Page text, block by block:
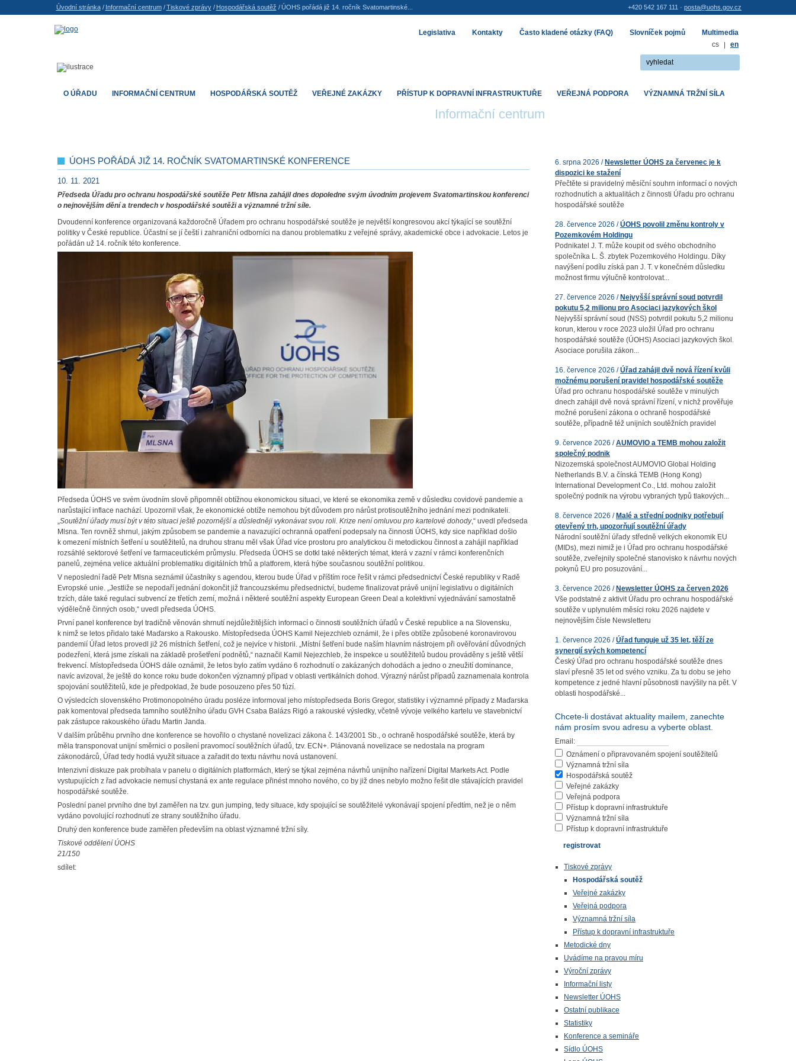
Informační centrum
ÚOHS POŘÁDÁ JIŽ 14. ROČNÍK SVATOMARTINSKÉ KONFERENCE
10. 11. 2021
Předseda Úřadu pro ochranu hospodářské soutěže Petr Mlsna zahájil dnes dopoledne svým úvodním projevem Svatomartinskou konferenci
o nejnovějším dění a trendech v hospodářské soutěži a významné tržní síle.
Dvoudenní konference organizovaná každoročně Úřadem pro ochranu hospodářské soutěže je největší kongresovou akcí týkající se soutěžní
politiky v České republice. Účastní se jí čeští i zahraniční odborníci na danou problematiku z veřejné správy, akademické obce i advokacie. Letos je
pořádán už 14. ročník této konference.
Předseda ÚOHS ve svém úvodním slově připomněl obtížnou ekonomickou situaci, ve které se ekonomika země v důsledku covidové pandemie a
narůstající inflace nachází. Upozornil však, že ekonomické obtíže nemohou být důvodem pro nárůst protisoutěžního jednání mezi podnikateli.
„Soutěžní úřady musí být v této situaci ještě pozornější a důsledněji vykonávat svou roli. Krize není omluvou pro kartelové dohody,“ uvedl předseda
Mlsna. Ten rovněž shrnul, jakým způsobem se pandemie a navazující ochranná opatření podepsaly na činnosti ÚOHS, kdy sice například došlo
k omezení místních šetření u soutěžitelů, na druhou stranu měl však Úřad více prostoru pro analytickou či metodickou činnost a zahájil například
rozsáhlé sektorové šetření ve farmaceutickém průmyslu. Předseda ÚOHS se dotkl také některých témat, která v zazní v rámci konferenčních
panelů, zejména velice aktuální problematiku digitálních trhů a platforem, která hýbe současnou soutěžní politikou.
V neposlední řadě Petr Mlsna seznámil účastníky s agendou, kterou bude Úřad v příštím roce řešit v rámci předsednictví České republiky v Radě
Evropské unie. „Jestliže se nepodaří jednání dokončit již francouzskému předsednictví, budeme finalizovat právě unijní legislativu o digitálních
trzích, dále také regulaci subvencí ze třetích zemí, možná i některé soutěžní aspekty European Green Deal a kolektivní vyjednávání samostatně
výdělečně činných osob,“ uvedl předseda ÚOHS.
První panel konference byl tradičně věnován shrnutí nejdůležitějších informací o činnosti soutěžních úřadů v České republice a na Slovensku,
k nimž se letos přidalo také Maďarsko a Rakousko. Místopředseda ÚOHS Kamil Nejezchleb oznámil, že i přes obtíže způsobené koronavirovou
pandemií Úřad letos provedl již 26 místních šetření, což je nejvíce v historii. „Místní šetření bude naším hlavním nástrojem při ověřování důvodných
podezření, která jsme získali na základě prošetření podnětů,“ naznačil Kamil Nejezchleb, že inspekce u soutěžitelů budou prováděny s ještě větší
frekvencí. Místopředseda ÚOHS dále oznámil, že letos bylo zatím vydáno 6 rozhodnutí o zakázaných dohodách a jedno o zneužití dominance,
navíc avizoval, že ještě do konce roku bude dokončen významný případ v oblasti vertikálních dohod. Výrazný nárůst případů zaznamenala kontrola
spojování soutěžitelů, kde je předpoklad, že bude posouzeno přes 50 fúzí.
O výsledcích slovenského Protimonopolného úradu posléze informoval jeho místopředseda Boris Gregor, statistiky i významné případy z Maďarska
pak komentoval předseda tamního soutěžního úřadu GVH Csaba Balázs Rigó a rakouské výsledky, včetně vývoje velkého kartelu ve stavebnictví
pak zástupce rakouského úřadu Martin Janda.
V dalším průběhu prvního dne konference se hovořilo o chystané novelizaci zákona č. 143/2001 Sb., o ochraně hospodářské soutěže, která by
měla transponovat unijní směrnici o posílení pravomocí soutěžních úřadů, tzv. ECN+. Plánovaná novelizace se nedostala na program
zákonodárců, Úřad tedy hodlá využít situace a zařadit do textu návrhu nová ustanovení.
Intenzivní diskuze pak probíhala v panelu o digitálních platformách, který se týkal zejména návrhů unijního nařízení Digital Markets Act. Podle
vystupujících z řad advokacie nemusí chystaná ex ante regulace přinést mnoho nového, co by již dnes nebylo možno řešit dle stávajících pravidel
hospodářské soutěže.
Poslední panel prvního dne byl zaměřen na tzv. gun jumping, tedy situace, kdy spojující se soutěžitelé vykonávají spojení předtím, než je o něm
vydáno povolující rozhodnutí ze strany soutěžního úřadu.
Druhý den konference bude zaměřen především na oblast významné tržní síly.
Tiskové oddělení ÚOHS
21/150
sdílet:
6. srpna 2026 / Newsletter ÚOHS za červenec je k
dispozici ke stažení
Přečtěte si pravidelný měsíční souhrn informací o nových
rozhodnutích a aktualitách z činnosti Úřadu pro ochranu
hospodářské soutěže
28. července 2026 /ÚOHS povolil změnu kontroly v
Pozemkovém Holdingu
Podnikatel J. T. může koupit od svého obchodního
společníka L. Š. zbytek Pozemkového Holdingu. Díky
navýšení podílu získá pan J. T. v konečném důsledku
možnost firmu výlučně kontrolovat...
27. července 2026 / Nejvyšší správní soud potvrdil
pokutu 5,2 milionu pro Asociaci jazykových škol
Nejvyšší správní soud (NSS) potvrdil pokutu 5,2 milionu
korun, kterou v roce 2023 uložil Úřad pro ochranu
hospodářské soutěže (ÚOHS) Asociaci jazykových škol.
Asociace porušila zákon...
16. července 2026 /Úřad zahájil dvě nová řízení kvůli
možnému porušení pravidel hospodářské soutěže
Úřad pro ochranu hospodářské soutěže v minulých
dnech zahájil dvě nová správní řízení, v nichž prověřuje
možné porušení zákona o ochraně hospodářské
soutěže, případně též unijních soutěžních pravidel
9. července 2026 /AUMOVIO a TEMB mohou založit
společný podnik
Nizozemská společnost AUMOVIO Global Holding
Netherlands B.V. a čínská TEMB (Hong Kong)
International Development Co., Ltd. mohou založit
společný podnik na výrobu vybraných typů tlakových...
8. července 2026 / Malé a střední podniky potřebují
otevřený trh, upozorňují soutěžní úřady
Národní soutěžní úřady středně velkých ekonomik EU
(MIDs), mezi nimiž je i Úřad pro ochranu hospodářské
soutěže, zveřejnily společné stanovisko k návrhu nových
pokynů EU pro posuzování...
3. července 2026 / Newsletter ÚOHS za červen 2026
Vše podstatné z aktivit Úřadu pro ochranu hospodářské
soutěže v uplynulém měsíci roku 2026 najdete v
nejnovějším čísle Newsletteru
1. července 2026 /Úřad funguje už 35 let, těží ze
synergií svých kompetencí
Český Úřad pro ochranu hospodářské soutěže dnes
slaví přesně 35 let od svého vzniku. Za tu dobu se jeho
kompetence z jedné hlavní působnosti navýšily na pět. V
oblasti hospodářské...
Chcete-li dostávat aktuality mailem, zanechte
nám prosím svou adresu a vyberte oblast.
Email:
Oznámení o připravovaném spojení soutěžitelů
Významná tržní síla
Hospodářská soutěž
Veřejné zakázky
Veřejná podpora
Přístup k dopravní infrastruktuře
Významná tržní síla
Přístup k dopravní infrastruktuře
Tiskové zprávy
Hospodářská soutěž
Veřejné zakázky
Veřejná podpora
Významná tržní síla
Přístup k dopravní infrastruktuře
Metodické dny
Uvádíme na pravou míru
Výroční zprávy
Informační listy
Newsletter ÚOHS
Ostatní publikace
Statistiky
Konference a semináře
Sídlo ÚOHS
O ÚŘADU INFORMAČNÍ CENTRUM HOSPODÁŘSKÁ SOUTĚŽ VEŘEJNÉ ZAKÁZKY PŘÍSTUP K DOPRAVNÍ INFRASTRUKTUŘE VEŘEJNÁ PODPORA VÝZNAMNÁ TRŽNÍ SÍLA
Legislativa Kontakty Často kladené otázky (FAQ) Slovníček pojmů
Multimedia
cs
| en
Úvodní stránka/ Informační centrum/ Tiskové zprávy/ Hospodářská soutěž / ÚOHS pořádá již 14. ročník Svatomartinské... +420 542 167 111 · posta@uohs.gov.cz